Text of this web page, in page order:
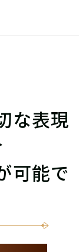
な表現
可能で